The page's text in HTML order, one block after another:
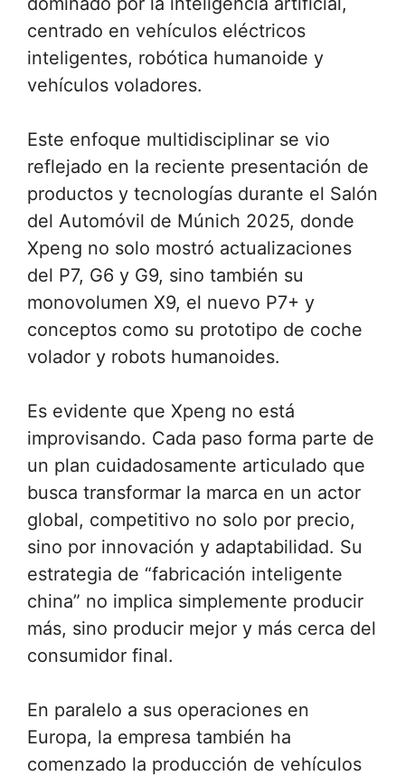
centrado en vehículos eléctricos
inteligentes, robótica humanoide y
vehículos voladores.
Este enfoque multidisciplinar se vio
reflejado en la reciente presentación de
productos y tecnologías durante el Salón
del Automóvil de Múnich 2025, donde
Xpeng no solo mostró actualizaciones
del P7, G6 y G9, sino también su
monovolumen X9, el nuevo P7+ y
conceptos como su prototipo de coche
volador y robots humanoides.
Es evidente que Xpeng no está
improvisando. Cada paso forma parte de
un plan cuidadosamente articulado que
busca transformar la marca en un actor
global, competitivo no solo por precio,
sino por innovación y adaptabilidad. Su
estrategia de “fabricación inteligente
china” no implica simplemente producir
más, sino producir mejor y más cerca del
consumidor final.
En paralelo a sus operaciones en
Europa, la empresa también ha
comenzado la producción de vehículos